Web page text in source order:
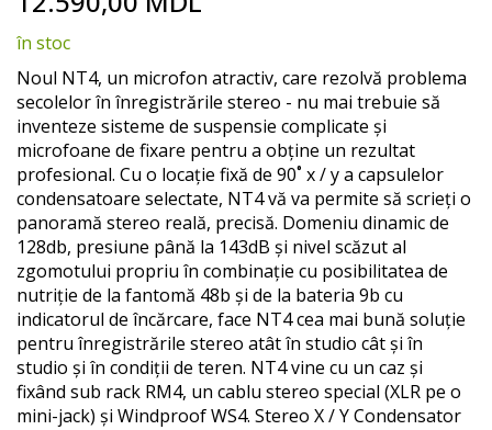
beginning
of
the
images
gallery
în stoc
Noul NT4, un microfon atractiv, care rezolvă problema
secolelor în înregistrările stereo - nu mai trebuie să
inventeze sisteme de suspensie complicate și
microfoane de fixare pentru a obține un rezultat
profesional. Cu o locație fixă ​​de 90˚ x / y a capsulelor
condensatoare selectate, NT4 vă va permite să scrieți o
panoramă stereo reală, precisă. Domeniu dinamic de
128db, presiune până la 143dB și nivel scăzut al
zgomotului propriu în combinație cu posibilitatea de
nutriție de la fantomă 48b și de la bateria 9b cu
indicatorul de încărcare, face NT4 cea mai bună soluție
pentru înregistrările stereo atât în ​​studio cât și în
studio și în condiții de teren. NT4 vine cu un caz și
fixând sub rack RM4, un cablu stereo special (XLR pe o
mini-jack) și Windproof WS4. Stereo X / Y Condensator